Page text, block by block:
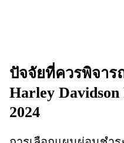
ปัจจัยที่ควรพิจา
Harley
2024